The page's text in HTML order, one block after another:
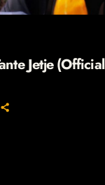
Jetje (Official